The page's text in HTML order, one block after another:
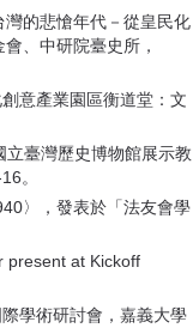
的悲愴年代－從皇民化
、中研院臺史所，
意產業園區衡道堂：文
臺灣歷史博物館展示教
。
〉，發表於「法友會學
present at Kickoff
學術研討會，嘉義大學